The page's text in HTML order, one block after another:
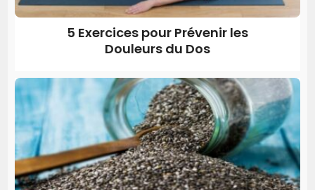
5 Exercices pour Prévenir les
Douleurs du Dos